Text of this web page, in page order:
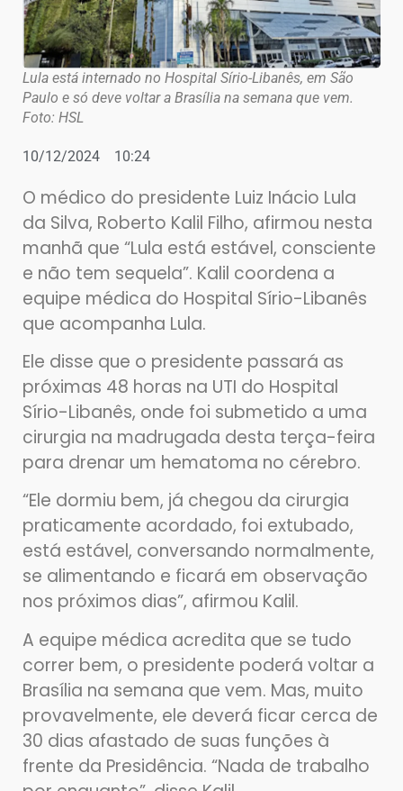
Lula está internado no Hospital Sírio-Libanês, em São
Paulo e só deve voltar a Brasília na semana que vem.
Foto: HSL
10/12/2024 10:24
O médico do presidente Luiz Inácio Lula
da Silva, Roberto Kalil Filho, afirmou nesta
manhã que “Lula está estável, consciente
e não tem sequela”. Kalil coordena a
equipe médica do Hospital Sírio-Libanês
que acompanha Lula.
Ele disse que o presidente passará as
próximas 48 horas na UTI do Hospital
Sírio-Libanês, onde foi submetido a uma
cirurgia na madrugada desta terça-feira
para drenar um hematoma no cérebro.
“Ele dormiu bem, já chegou da cirurgia
praticamente acordado, foi extubado,
está estável, conversando normalmente,
se alimentando e ficará em observação
nos próximos dias”, afirmou Kalil.
A equipe médica acredita que se tudo
correr bem, o presidente poderá voltar a
Brasília na semana que vem. Mas, muito
provavelmente, ele deverá ficar cerca de
30 dias afastado de suas funções à
frente da Presidência. “Nada de trabalho